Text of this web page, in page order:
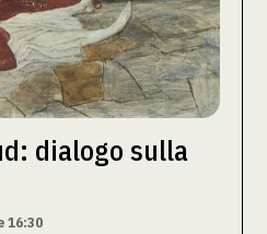
dialogo sulla
16:30